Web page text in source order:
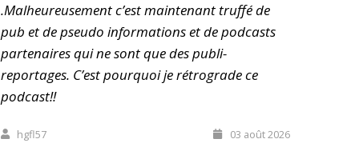
.Malheureusement c’est maintenant truffé de
pub et de pseudo informations et de podcasts
partenaires qui ne sont que des publi-
reportages. C’est pourquoi je rétrograde ce
podcast!!
hgfl57 03 août 2026